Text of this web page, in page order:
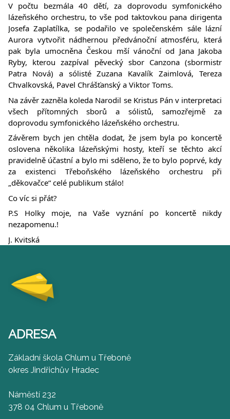
V počtu bezmála 40 dětí, za doprovodu symfonického
lázeňského orchestru, to vše pod taktovkou pana dirigenta
Josefa Zaplatílka, se podařilo ve společenském sále lázní
Aurora vytvořit nádhernou předvánoční atmosféru, která
pak byla umocněna Českou mší vánoční od Jana Jakoba
Ryby, kterou zazpíval pěvecký sbor Canzona (sbormistr
Patra Nová) a sólisté Zuzana Kavalík Zaimlová, Tereza
Chvalkovská, Pavel Chrášťanský a Viktor Toms.
Na závěr zazněla koleda Narodil se Kristus Pán v interpretaci
všech přítomných sborů a sólistů, samozřejmě za
doprovodu symfonického lázeňského orchestru.
Závěrem bych jen chtěla dodat, že jsem byla po koncertě
oslovena několika lázeňskými hosty, kteří se těchto akcí
pravidelně účastní a bylo mi sděleno, že to bylo poprvé, kdy
za existenci Třeboňského lázeňského orchestru při
„děkovačce“ celé publikum stálo!
Co víc si přát?
P.S Holky moje, na Vaše vyznání po koncertě nikdy
nezapomenu.!
J. Kvitská
ADRESA
Základní škola Chlum u Třeboně
okres Jindřichův Hradec
Náměstí 232
378 04 Chlum u Třeboně